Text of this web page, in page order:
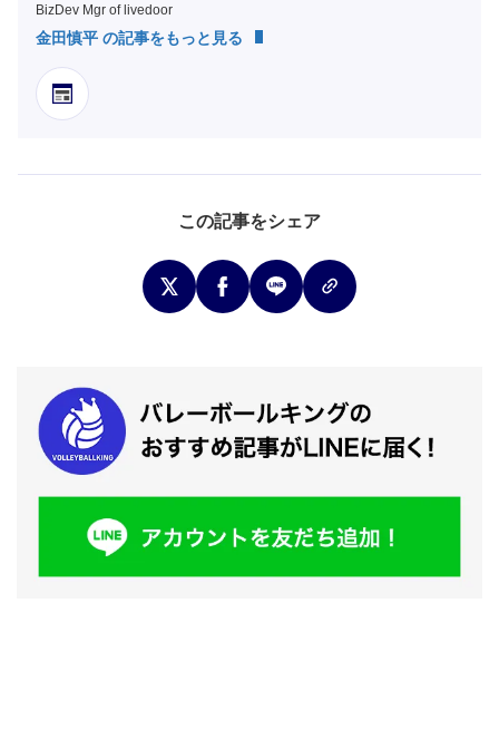
BizDev Mgr of livedoor
金田慎平 の記事をもっと見る
この記事をシェア